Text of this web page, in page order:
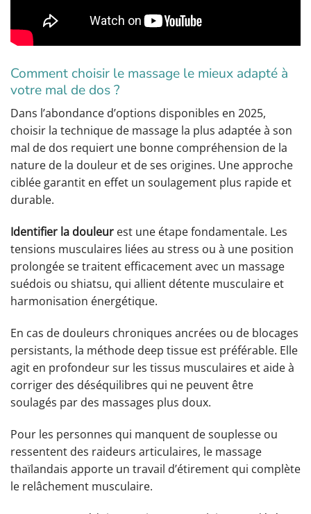
Comment choisir le massage le mieux adapté à
votre mal de dos ?
Dans l’abondance d’options disponibles en 2025,
choisir la technique de massage la plus adaptée à son
mal de dos requiert une bonne compréhension de la
nature de la douleur et de ses origines. Une approche
ciblée garantit en effet un soulagement plus rapide et
durable.
Identifier la douleur est une étape fondamentale. Les
tensions musculaires liées au stress ou à une position
prolongée se traitent efficacement avec un massage
suédois ou shiatsu, qui allient détente musculaire et
harmonisation énergétique.
En cas de douleurs chroniques ancrées ou de blocages
persistants, la méthode deep tissue est préférable. Elle
agit en profondeur sur les tissus musculaires et aide à
corriger des déséquilibres qui ne peuvent être
soulagés par des massages plus doux.
Pour les personnes qui manquent de souplesse ou
ressentent des raideurs articulaires, le massage
thaïlandais apporte un travail d’étirement qui complète
le relâchement musculaire.